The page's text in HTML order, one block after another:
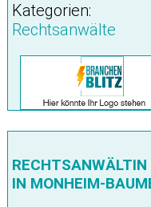
Kategorien:
Rechtsanwälte
IN MONHEIM-